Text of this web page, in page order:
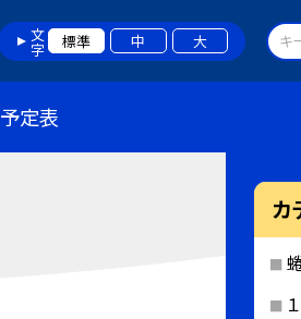
文字 標準 中 大
予定表
カ